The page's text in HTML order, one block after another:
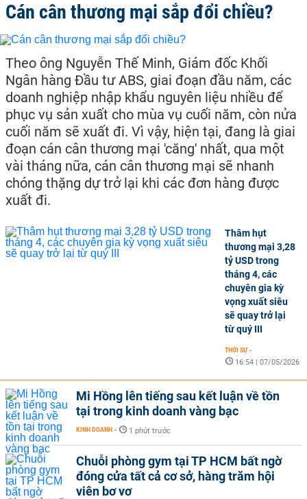
Cán cân thương mại sắp đổi chiều?
Theo ông Nguyễn Thế Minh, Giám đốc Khối
Ngân hàng Đầu tư ABS, giai đoạn đầu năm, các
doanh nghiệp nhập khẩu nguyên liệu nhiều để
phục vụ sản xuất cho mùa vụ cuối năm, còn nửa
cuối năm sẽ xuất đi. Vì vậy, hiện tại, đang là giai
đoạn cán cân thương mại 'căng' nhất, qua một
vài tháng nữa, cán cân thương mại sẽ nhanh
chóng thặng dự trở lại khi các đơn hàng được
xuất đi.
Thâm hụt
thương mại 3,28
tỷ USD trong
tháng 4, các
chuyên gia kỳ
vọng xuất siêu
sẽ quay trở lại
từ quý III
THỜI SỰ -
16:54 | 07/05/2026
Mi Hồng lên tiếng sau kết luận về tồn
tại trong kinh doanh vàng bạc
KINH DOANH - 1 phút trước
Chuỗi phòng gym tại TP HCM bất ngờ
đóng cửa tất cả cơ sở, hàng trăm hội
viên bơ vơ